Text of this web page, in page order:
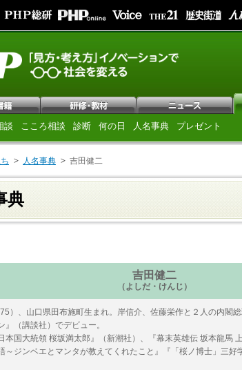
談 こころ相談 診断 何の日 人名事典 プレゼント
人名事典 吉田健二
典
吉田健二
（よしだ・けんじ）
）、山口県田布施町生まれ。岸信介、佐藤栄作と２人の内閣
』（講談社）でデビュー。
本国大統領 桜坂満太郎』（新潮社）、『幕末英雄伝 坂本龍馬
～ジンベエとマンタが教えてくれたこと』『「桜ノ博士」三好